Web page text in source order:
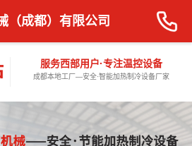
服务西部用户·专注温控设备
成都本地工厂—安全·智能加热制冷设备厂家
（成都）有限公司